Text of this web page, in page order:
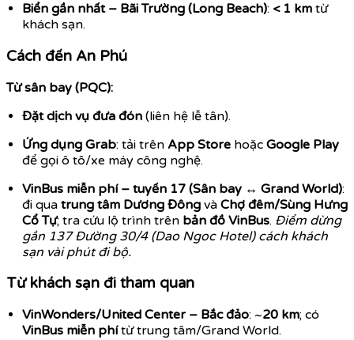
Biển gần nhất – Bãi Trường (Long Beach): < 1 km từ
khách sạn.
Cách đến An Phú
Từ sân bay (PQC):
Đặt dịch vụ đưa đón (liên hệ lễ tân).
Ứng dụng Grab: tải trên App Store hoặc Google Play
để gọi ô tô/xe máy công nghệ.
VinBus miễn phí – tuyến 17 (Sân bay ↔ Grand World):
đi qua trung tâm Dương Đông và Chợ đêm/Sùng Hưng
Cổ Tự; tra cứu lộ trình trên bản đồ VinBus. Điểm dừng
gần 137 Đường 30/4 (Dao Ngoc Hotel) cách khách
sạn vài phút đi bộ.
Từ khách sạn đi tham quan
VinWonders/United Center – Bắc đảo: ~20 km; có
VinBus miễn phítừ trung tâm/Grand World.